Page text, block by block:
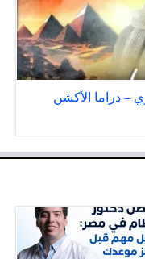
– دراما الأكشن